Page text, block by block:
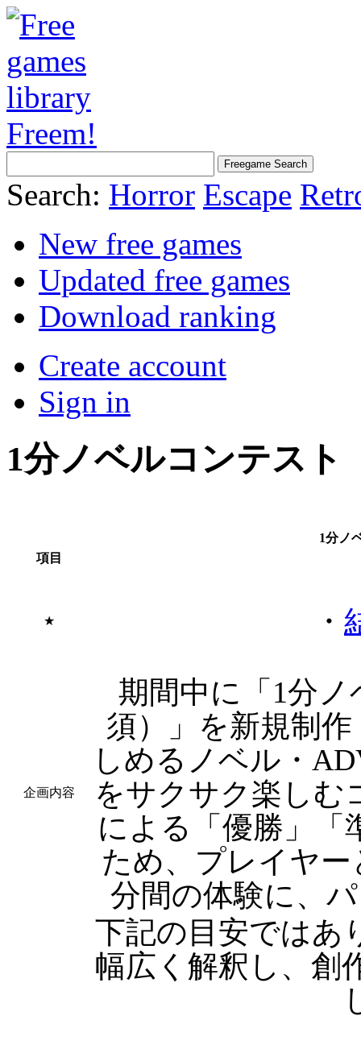
Search: Horror Escape
New free games
Updated free games
Download ranking
Create account
Sign in
1分ノベルコンテスト
1分ノ
項目
★ ・
企画内容
期間中に「1分
須）」を新規制
しめるノベル・
をサクサク楽しむ
による「優勝」「
ため、プレイヤ
分間の体験に、
下記の目安ではあ
幅広く解釈し、創